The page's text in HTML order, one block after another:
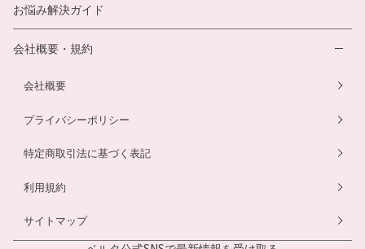
お悩み解決ガイド
会社概要・規約
会社概要
プライバシーポリシー
特定商取引法に基づく表記
利用規約
サイトマップ